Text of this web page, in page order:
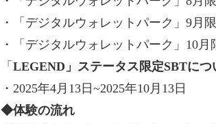
・「デジタルウォレットパーク」9月
・「デジタルウォレットパーク」10月
「 LEGEND」ステータス限定SBTにつ
・2025年4月13日~2025年10月13日
◆体験の流れ